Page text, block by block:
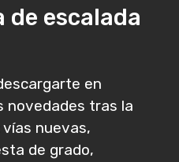
de escalada
en
tras la
vías nuevas,
de grado,